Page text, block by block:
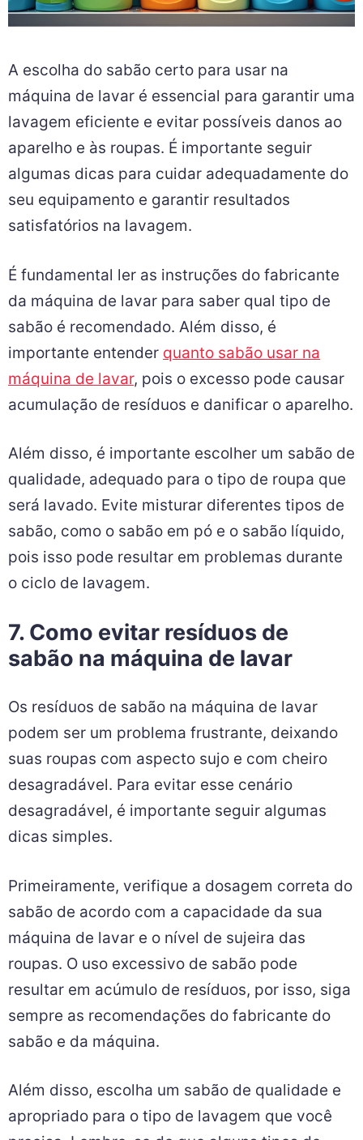
A escolha do sabão certo para usar na
máquina de lavar é essencial para garantir uma
lavagem eficiente e evitar possíveis danos ao
aparelho e às roupas. É importante seguir
algumas dicas para cuidar adequadamente do
seu equipamento e garantir resultados
satisfatórios na lavagem.
É fundamental ler as instruções do fabricante
da máquina de lavar para saber qual tipo de
sabão é recomendado. Além disso, é
importante entender quanto sabão usar na
máquina de lavar, pois o excesso pode causar
acumulação de resíduos e danificar o aparelho.
Além disso, é importante escolher um sabão de
qualidade, adequado para o tipo de roupa que
será lavado. Evite misturar diferentes tipos de
sabão, como o sabão em pó e o sabão líquido,
pois isso pode resultar em problemas durante
o ciclo de lavagem.
7. Como evitar resíduos de
sabão na máquina de lavar
Os resíduos de sabão na máquina de lavar
podem ser um problema frustrante, deixando
suas roupas com aspecto sujo e com cheiro
desagradável. Para evitar esse cenário
desagradável, é importante seguir algumas
dicas simples.
Primeiramente, verifique a dosagem correta do
sabão de acordo com a capacidade da sua
máquina de lavar e o nível de sujeira das
roupas. O uso excessivo de sabão pode
resultar em acúmulo de resíduos, por isso, siga
sempre as recomendações do fabricante do
sabão e da máquina.
Além disso, escolha um sabão de qualidade e
apropriado para o tipo de lavagem que você